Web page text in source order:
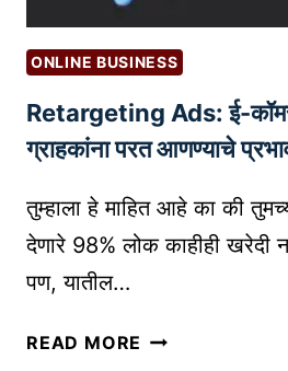
ONLINE BUSINESS
Retargeting Ads: ई-कॉमर्स
ग्राहकांना परत आणण्याचे
तुम्हाला हे माहित आहे का की
देणारे 98% लोक काहीही खरेदी
पण, यातील…
READ MORE R